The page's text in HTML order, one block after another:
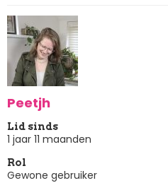
Peetjh
Lid sinds
1 jaar 11 maanden
Rol
Gewone gebruiker